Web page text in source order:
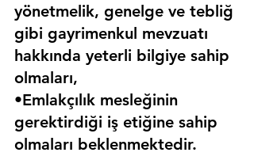
yönetmelik, genelge ve tebliğ
gibi gayrimenkul mevzuatı
hakkında yeterli bilgiye sahip
olmaları,
•Emlakçılık mesleğinin
gerektirdiği iş etiğine sahip
olmaları beklenmektedir.